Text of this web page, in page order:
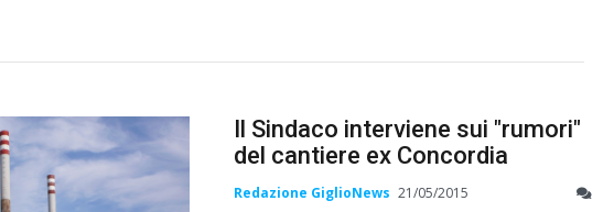
Il Sindaco interviene sui "rumori"
del cantiere ex Concordia
Redazione GiglioNews 21/05/2015